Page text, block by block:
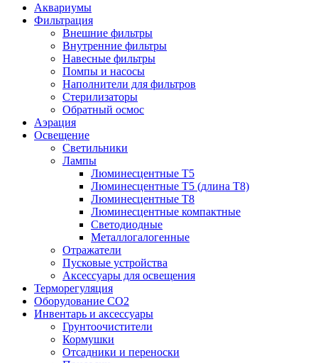
Аквариумы
Фильтрация
Внешние фильтры
Внутренние фильтры
Навесные фильтры
Помпы и насосы
Наполнители для фильтров
Стерилизаторы
Обратный осмос
Аэрация
Освещение
Светильники
Лампы
Люминесцентные T5
Люминесцентные T5 (длина T8)
Люминесцентные T8
Люминесцентные компактные
Светодиодные
Металлогалогенные
Отражатели
Пусковые устройства
Аксессуары для освещения
Терморегуляция
Оборудование CO2
Инвентарь и аксессуары
Грунтоочистители
Кормушки
Отсадники и переноски